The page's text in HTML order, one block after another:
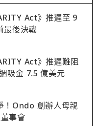
Act》推遲至 9
最後決戰
Act》推遲難阻
吸金 7.5 億美元
！Ondo 創辦人母親
事會